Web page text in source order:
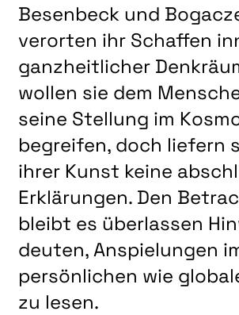
Besenbeck und
verorten ihr Schaffen
ganzheitlicher
wollen sie dem
seine Stellung im
begreifen, doch liefern
ihrer Kunst keine
Erklärungen. Den
bleibt es überlassen
deuten, Anspielungen
persönlichen wie
zu lesen.